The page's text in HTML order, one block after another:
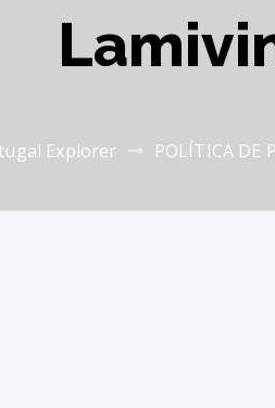
Explorer POLÍTICA DE